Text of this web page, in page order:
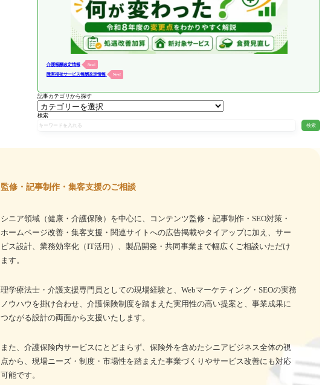
介護報酬改定情報 New!
障害福祉サービス報酬改定情報 New!
記事カテゴリから探す
検索
検索
監修・記事制作・集客支援のご相談
シニア領域（健康・介護保険）を中心に、コンテンツ監修・記事制作・SEO対策・
ホームページ改善・集客支援・関連サイトへの広告掲載やタイアップに加え、サー
ビス設計、業務効率化（IT活用）、製品開発・共同事業まで幅広くご相談いただけ
ます。
理学療法士・介護支援専門員としての現場経験と、Webマーケティング・SEOの実務
ノウハウを掛け合わせ、介護保険制度を踏まえた実用性の高い提案と、事業成果に
つながる設計の両面から支援いたします。
また、介護保険内サービスにとどまらず、保険外を含めたシニアビジネス全体の視
点から、現場ニーズ・制度・市場性を踏まえた事業づくりやサービス改善にも対応
可能です。